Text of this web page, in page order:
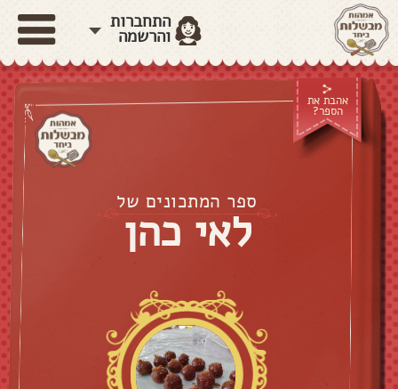
התחברות
והרשמה
אהבת את
הספר?
ספר המתכונים של
לאי כהן